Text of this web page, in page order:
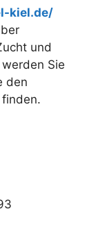
kiel.de/
und
Sie
den